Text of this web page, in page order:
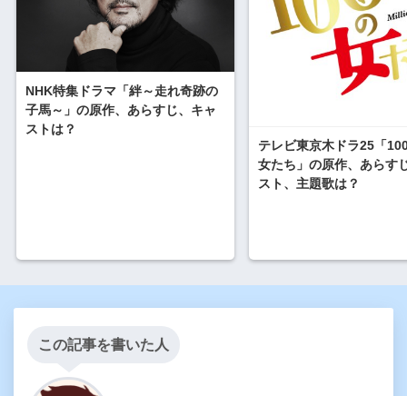
NHK特集ドラマ「絆～走れ奇跡の
子馬～」の原作、あらすじ、キャ
ストは？
テレビ東京木ドラ25「
女たち」の原作、あらす
スト、主題歌は？
この記事を書いた人